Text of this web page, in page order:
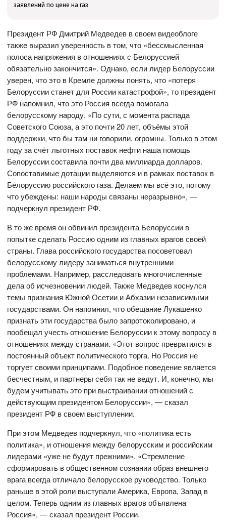
заявлений по цене на газ
Президент РФ Дмитрий Медведев в своем видеоблоге
также выразил уверенность в том, что «бессмысленная
полоса напряжения в отношениях с Белоруссией
обязательно закончится». Однако, если лидер Белоруссии
уверен, что это в Кремле должны понять, что «потеря
Белоруссии станет для России катастрофой», то президент
РФ напомнил, что это Россия всегда помогала
белорусскому народу. «По сути, с момента распада
Советского Союза, а это почти 20 лет, объёмы этой
поддержки, что бы там ни говорили, огромны. Только в этом
году за счёт льготных поставок нефти наша помощь
Белоруссии составила почти два миллиарда долларов.
Сопоставимые дотации выделяются и в рамках поставок в
Белоруссию российского газа. Делаем мы всё это, потому
что убеждены: наши народы связаны неразрывно», —
подчеркнул президент РФ.
В то же время он обвинил президента Белоруссии в
попытке сделать Россию одним из главных врагов своей
страны. Глава российского государства посоветовал
белорусскому лидеру заниматься внутренними
проблемами. Например, расследовать многочисленные
дела об исчезновении людей. Также Медведев коснулся
темы признания Южной Осетии и Абхазии независимыми
государствами. Он напомнил, что обещание Лукашенко
признать эти государства было запротоколировано, и
пообещал учесть отношение Белоруссии к этому вопросу в
отношениях между странами. «Этот вопрос превратился в
постоянный объект политического торга. Но Россия не
торгует своими принципами. Подобное поведение является
бесчестным, и партнеры себя так не ведут. И, конечно, мы
будем учитывать это при выстраивании отношений с
действующим президентом Белоруссии», — сказал
президент РФ в своем выступлении.
При этом Медведев подчеркнул, что «политика есть
политика», и отношения между белорусским и российским
лидерами «уже не будут прежними». «Стремление
сформировать в общественном сознании образ внешнего
врага всегда отличало белорусское руководство. Только
раньше в этой роли выступали Америка, Европа, Запад в
целом. Теперь одним из главных врагов объявлена
Россия», — сказал президент России.